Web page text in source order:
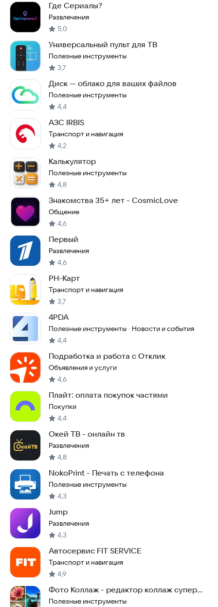
Где Сериалы?
Развлечения
5,0
Универсальный пульт для ТВ
Полезные инструменты
3,7
Диск — облако для ваших файлов
Полезные инструменты
4,4
АЗС IRBIS
Транспорт и навигация
4,2
Калькулятор
Полезные инструменты
4,8
Знакомства 35+ лет - CosmicLove
Общение
4,6
Первый
Развлечения
4,6
РН-Карт
Транспорт и навигация
3,7
4PDA
Полезные инструменты · Новости и события
4,4
Подработка и работа с Отклик
Объявления и услуги
4,6
Плайт: оплата покупок частями
Покупки
4,4
Окей ТВ - онлайн тв
Развлечения
4,8
NokoPrint - Печать с телефона
Полезные инструменты
4,3
Jump
Развлечения
4,3
Автосервис FIT SERVICE
Транспорт и навигация
4,9
Фото Коллаж - редактор коллаж супер
фото
Полезные инструменты